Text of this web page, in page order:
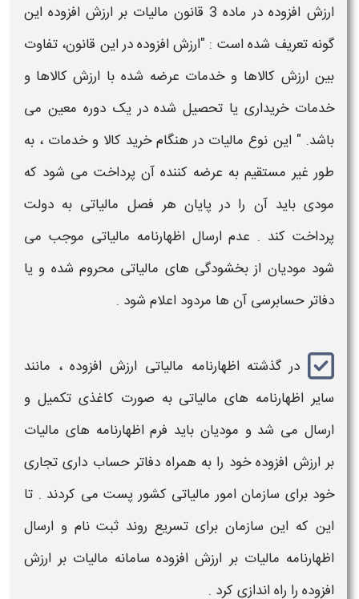
ارزش افزوده در ماده 3 قانون مالیات بر ارزش افزوده این
گونه تعریف شده است : "ارزش افزودهدر این قانون، تفاوت
بین ارزش کالاها و خدمات عرضه شده با ارزش کالاها و
خدمات خریداری یا تحصیل شده در یک دوره معین می‌
باشد. " این نوع مالیات در هنگام خرید کالا و خدمات ، به
طور غیر مستقیم به عرضه کننده آن پرداخت می شود که
مودی باید آن را در پایان هر فصل مالیاتی به دولت
پرداخت کند . عدم ارسال اظهارنامه مالیاتی موجب می
شود مودیان از بخشودگی های مالیاتی محروم شده و یا
دفاتر حسابرسی آن ها مردود اعلام شود .
در گذشته اظهارنامه مالیاتی ارزش افزوده ، مانند
سایر اظهارنامه های مالیاتی به صورت کاغذی تکمیل و
ارسال می شد و مودیان باید فرم اظهارنامه های مالیات
بر ارزش افزودهخود را به همراه دفاتر حساب داری تجاری
خود برای سازمان امور مالیاتی کشور پست می کردند . تا
این که این سازمان برای تسریع روند ثبت نام و ارسال
اظهارنامه مالیات بر ارزش افزوده سامانه مالیات بر ارزش
افزوده را راه اندازی کرد .